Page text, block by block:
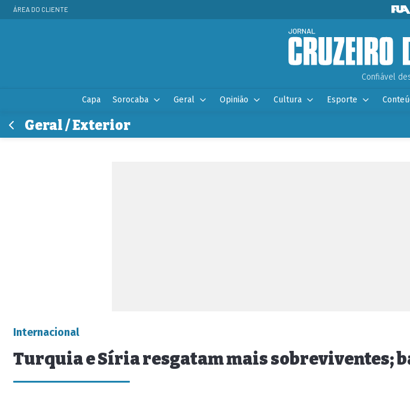
ÁREA DO CLIENTE
Confiável
Capa Sorocaba Geral Opinião Cultura Esporte
Geral / Exterior
Internacional
Turquia e Síria resgatam mais sobreviventes;